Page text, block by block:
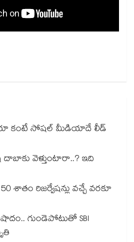
కంటే సోషల్ మీడియాదే లీడ్
వెళ్తుంటారా..? ఇది
శాతం రిజర్వేషన్లు వచ్చే వరకూ
గుండెపోటుతో SBI